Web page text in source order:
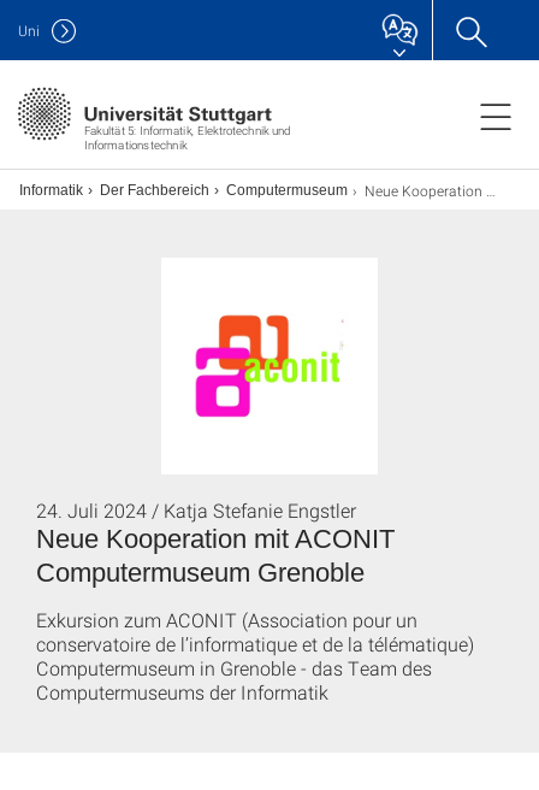
Fakultät 5: Informatik, Elektrotechnik und
Informationstechnik
Uni
Informatik Der Fachbereich Computermuseum Neue Kooperation mit ACONIT Computermuseum Grenoble
Neue Kooperation mit ACONIT
Computermuseum Grenoble
24. Juli 2024 / Katja Stefanie Engstler
Exkursion zum ACONIT (Association pour un
conservatoire de l’informatique et de la télématique)
Computermuseum in Grenoble - das Team des
Computermuseums der Informatik